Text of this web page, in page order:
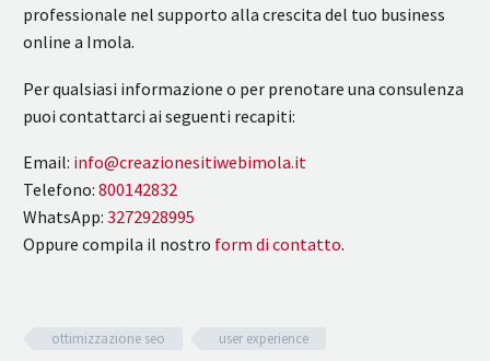
professionale nel supporto alla crescita del tuo business
online a Imola.
Per qualsiasi informazione o per prenotare una consulenza
puoi contattarci ai seguenti recapiti:
Email: info@creazionesitiwebimola.it
Telefono: 800142832
WhatsApp: 3272928995
Oppure compila il nostro form di contatto.
ottimizzazione seo
user experience